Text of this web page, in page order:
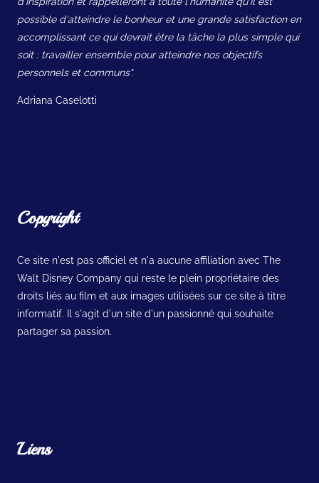
possible d'atteindre le bonheur et une grande satisfaction en
accomplissant ce qui devrait être la tâche la plus simple qui
soit : travailler ensemble pour atteindre nos objectifs
personnels et communs".
Adriana Caselotti
Copyright
Ce site n'est pas officiel et n'a aucune affiliation avec The
Walt Disney Company qui reste le plein propriétaire des
droits liés au film et aux images utilisées sur ce site à titre
informatif. Il s'agit d'un site d'un passionné qui souhaite
partager sa passion.
Liens